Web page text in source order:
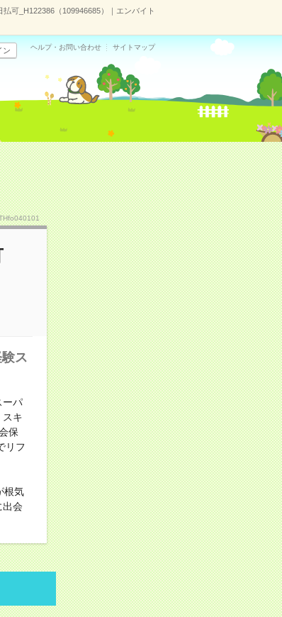
可_H122386（109946685）｜エンバイト
ン ヘルプ・お問い合わせ サイトマップ
ス
ーパ
スキ
保
リフ
根気
出会